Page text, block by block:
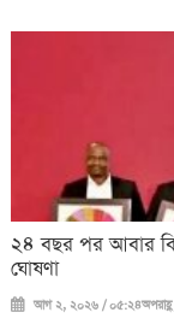
২৪ বছর পর আবার
ঘোষণা
আগ ২, ২০২৬ / ০৫:২৪অপরাহ্ণ